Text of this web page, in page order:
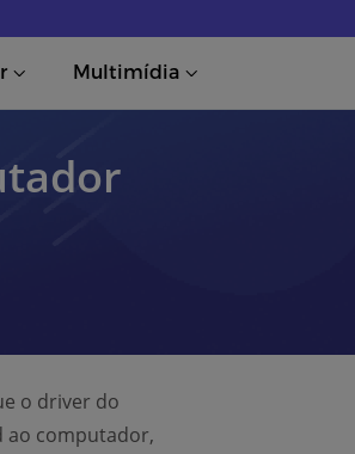
Multimídia
o driver do
ao computador,